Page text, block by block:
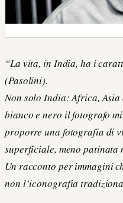
“La vita, in India, ha i
(Pasolini).
Non solo India: Africa,
bianco e nero il fotografo
proporre una fotografia di
superficiale, meno patinata
Un racconto per immagini
non l’iconografia